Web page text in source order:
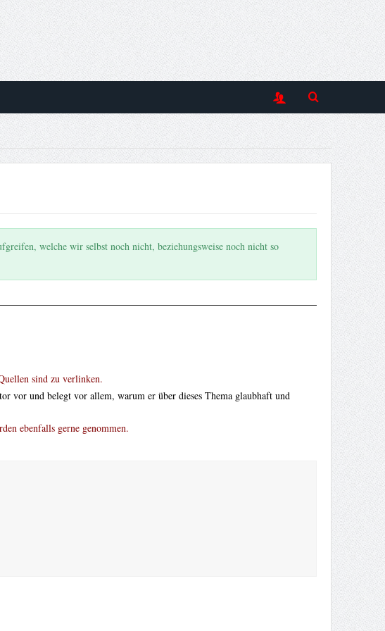
welche wir selbst noch nicht, beziehungsweise noch nicht so
sind zu verlinken.
vor und belegt vor allem, warum er über dieses Thema glaubhaft und
ebenfalls gerne genommen.